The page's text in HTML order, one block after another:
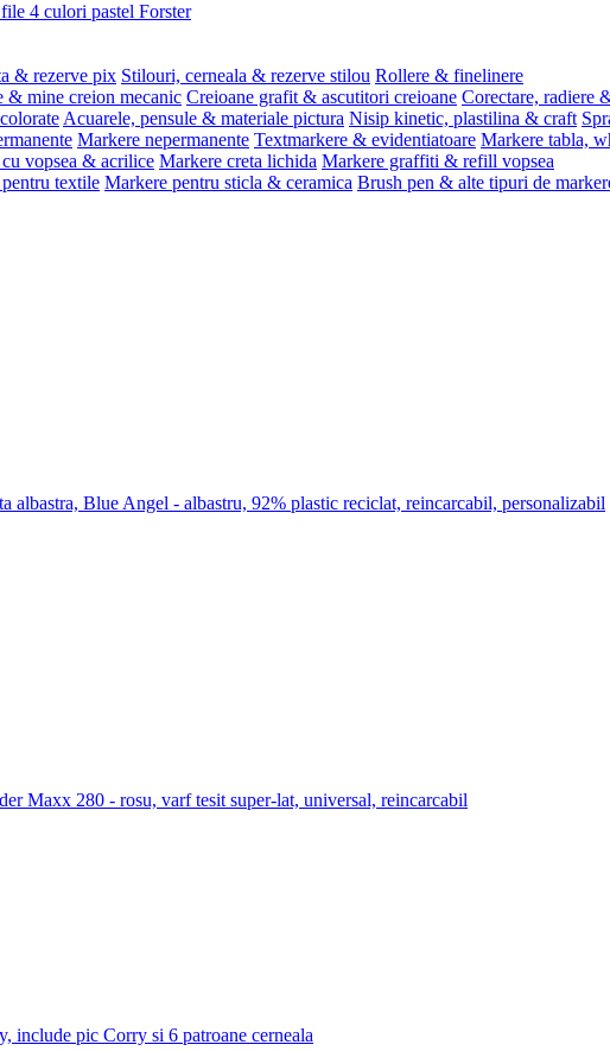
4 culori pastel Forster
& rezerve pix Stilouri, cerneala & rezerve stilou Rollere & finelinere
& mine creion mecanic Creioane grafit & ascutitori creioane Corectare, radiere
Acuarele, pensule & materiale pictura Nisip kinetic, plastilina & craft
Markere nepermanente Textmarkere & evidentiatoare Markere tabla,
vopsea & acrilice Markere creta lichida Markere graffiti & refill vopsea
textile Markere pentru sticla & ceramica Brush pen & alte tipuri de
albastra, Blue Angel - albastru, 92% plastic reciclat, reincarcabil, personalizabil
Maxx 280 - rosu, varf tesit super-lat, universal, reincarcabil
include pic Corry si 6 patroane cerneala